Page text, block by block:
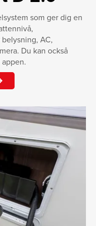
som ger dig en
AC,
Du kan också